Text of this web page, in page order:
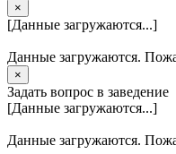
×
[Данные загружаются...]
Данные загружаются.
×
Задать вопрос в заведение
[Данные загружаются...]
Данные загружаются.